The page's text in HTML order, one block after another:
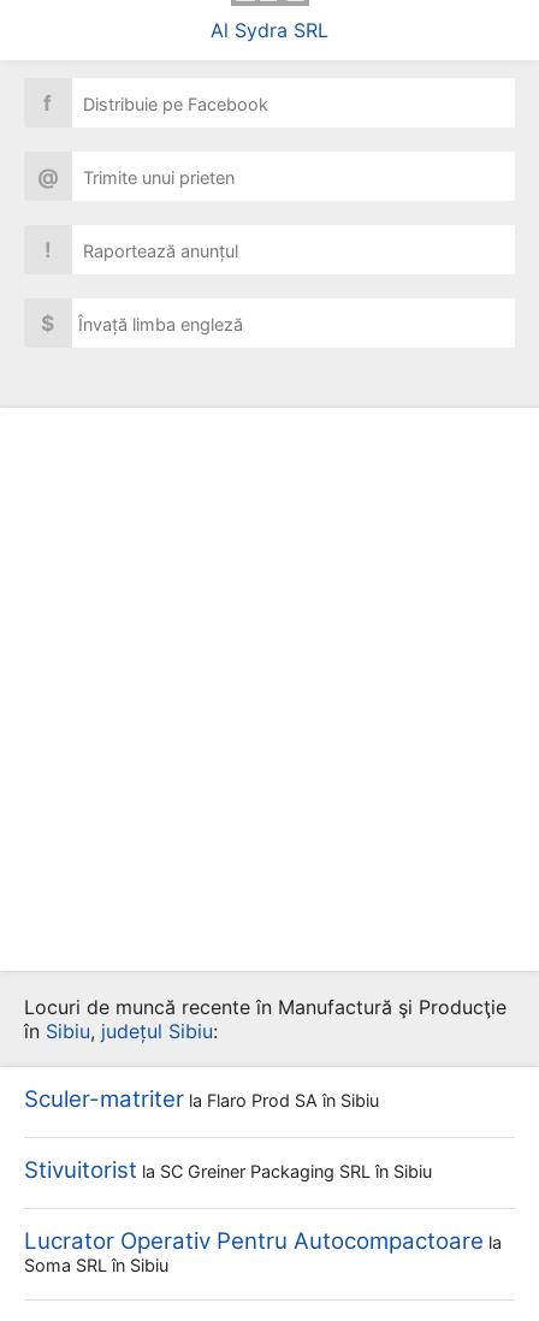
Al Sydra SRL
f Distribuie pe Facebook
@ Trimite unui prieten
! Raportează anunțul
$ Învață limba engleză
Locuri de muncă recente în Manufactură şi Producţie
în Sibiu, județul Sibiu:
Sculer-matriter la Flaro Prod SA în Sibiu
Stivuitorist la SC Greiner Packaging SRL în Sibiu
Lucrator Operativ Pentru Autocompactoare la
Soma SRL în Sibiu